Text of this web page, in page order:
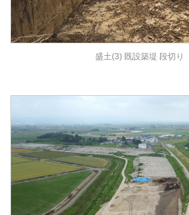
盛土(3) 既設築堤 段切り